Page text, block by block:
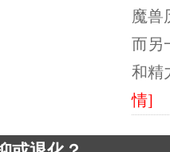
魔兽
而另
和精
情]